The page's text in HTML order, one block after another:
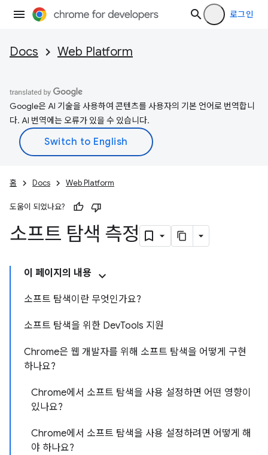
로그인
Docs Web Platform
Google은 AI 기술을 사용하여 콘텐츠를 사용자의 기본 언어로 번역합니
다. AI 번역에는 오류가 있을 수 있습니다.
홈 Docs Web Platform
도움이 되었나요?
소프트 탐색 측정
이 페이지의 내용
소프트 탐색이란 무엇인가요?
소프트 탐색을 위한 DevTools 지원
Chrome은 웹 개발자를 위해 소프트 탐색을 어떻게 구현
하나요?
Chrome에서 소프트 탐색을 사용 설정하면 어떤 영향이
있나요?
Chrome에서 소프트 탐색을 사용 설정하려면 어떻게 해
야 하나요?